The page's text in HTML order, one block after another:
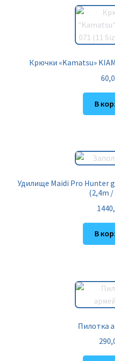
Крючки «Kamatsu»
В
Удилище Maidi Pro Hunter
(2,4m /
В
Пилотка